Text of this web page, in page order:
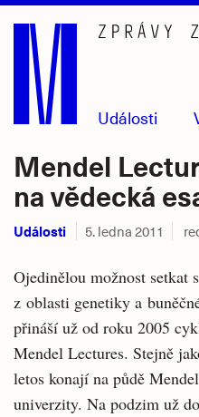
Přejít
hlavní
obsah
Události
Mendel
na vědecká
Události 5. ledna 2011
Ojedinělou možnost setkat
z oblasti genetiky a
přináší už od roku 2005
Mendel Lectures. Stejně
letos konají na půdě
univerzity. Na podzim už